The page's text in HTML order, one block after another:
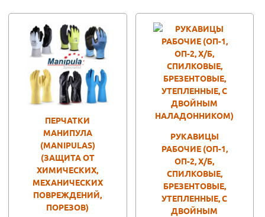
ПЕРЧАТКИ
МАНИПУЛА
(MANIPULAS)
(ЗАЩИТА ОТ
ХИМИЧЕСКИХ,
МЕХАНИЧЕСКИХ
ПОВРЕЖДЕНИЙ,
ПОРЕЗОВ)
РУКАВИЦЫ
РАБОЧИЕ (ОП-1,
ОП-2, Х/Б,
СПИЛКОВЫЕ,
БРЕЗЕНТОВЫЕ,
УТЕПЛЕННЫЕ, С
ДВОЙНЫМ